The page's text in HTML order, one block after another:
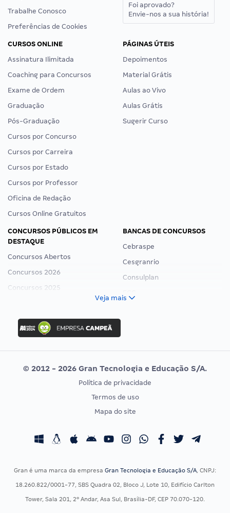
Trabalhe Conosco
Preferências de Cookies
Foi aprovado?
Envie-nos a sua história!
CURSOS ONLINE
Assinatura Ilimitada
Coaching para Concursos
Exame de Ordem
Graduação
Pós-Graduação
Cursos por Concurso
Cursos por Carreira
Cursos por Estado
Cursos por Professor
Oficina de Redação
Cursos Online Gratuitos
PÁGINAS ÚTEIS
Depoimentos
Material Grátis
Aulas ao Vivo
Aulas Grátis
Sugerir Curso
CONCURSOS PÚBLICOS EM
DESTAQUE
Concursos Abertos
Concursos 2026
Concursos 2025
Concurso Ibama
Concurso MPU
Editais publicados
BANCAS DE CONCURSOS
Cebraspe
Cesgranrio
Consulplan
Vunesp
CONCURSOS POR PROFISSÃO
Concursos Fiscais
EXAME DE ORDEM
Calendário OAB
Veja mais
© 2012 - 2026 Gran Tecnologia e Educação S/A.
Política de privacidade
Termos de uso
Mapa do site
Gran é uma marca da empresa Gran Tecnologia e Educação S/A, CNPJ:
18.260.822/0001-77, SBS Quadra 02, Bloco J, Lote 10, Edifício Carlton
Tower, Sala 201, 2º Andar, Asa Sul, Brasília-DF, CEP 70.070-120.